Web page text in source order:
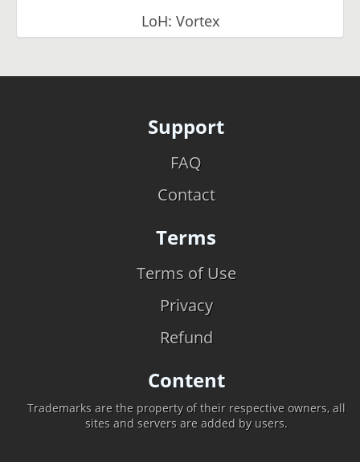
LoH: Vortex
Support
FAQ
Contact
Terms
Terms of Use
Privacy
Refund
Content
Trademarks are the property of their respective owners, all
sites and servers are added by users.